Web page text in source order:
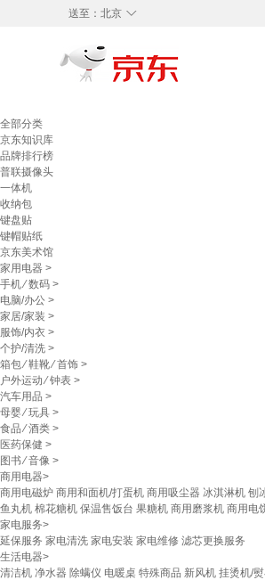
◇
送至： 北京
全部分类
京东知识库
品牌排行榜
普联摄像头
一体机
收纳包
键盘贴
键帽贴纸
京东美术馆
家用电器 >
手机 ⁄ 数码 >
电脑/办公 >
家居/家装 >
服饰/内衣 >
个护/清洗 >
箱包 ⁄ 鞋靴 ⁄ 首饰 >
户外运动 ⁄ 钟表 >
汽车用品 >
母婴 ⁄ 玩具 >
食品 ⁄ 酒类 >
医药保健 >
图书 ⁄ 音像 >
商用电器>
商用电磁炉 商用和面机/打蛋机 商用吸尘器 冰淇淋机 刨
鱼丸机 棉花糖机 保温售饭台 果糖机 商用磨浆机 商用电
家电服务>
延保服务 家电清洗 家电安装 家电维修 滤芯更换服务
生活电器>
清洁机 净水器 除螨仪 电暖桌 特殊商品 新风机 挂烫机/